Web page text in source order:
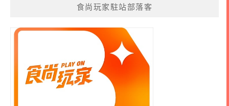
食尚玩家駐站部落客